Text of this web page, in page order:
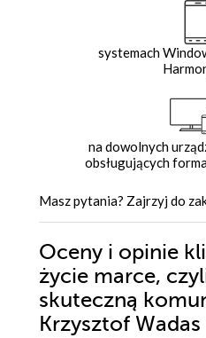
systemach
na dowolnych
obsługujących
Masz pytania? Zajrzyj do
Oceny i opinie
życie marce,
skuteczną
Krzysztof Wadas